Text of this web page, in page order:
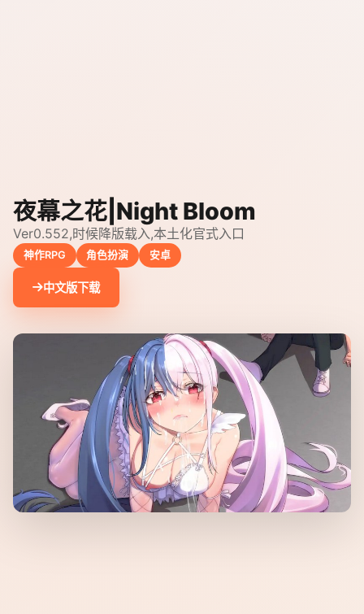
夜幕之花|Night Bloom
Ver0.552,时候降版载入,本土化官式入口
神作RPG 角色扮演 安卓
中文版下载